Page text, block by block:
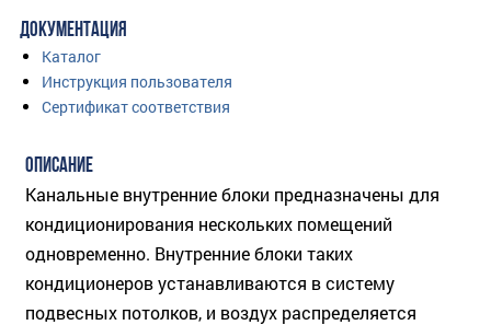
ДОКУМЕНТАЦИЯ
Каталог
Инструкция пользователя
Сертификат соответствия
ОПИСАНИЕ
Канальные внутренние блоки предназначены для
кондиционирования нескольких помещений
одновременно. Внутренние блоки таких
кондиционеров устанавливаются в систему
подвесных потолков, и воздух распределяется